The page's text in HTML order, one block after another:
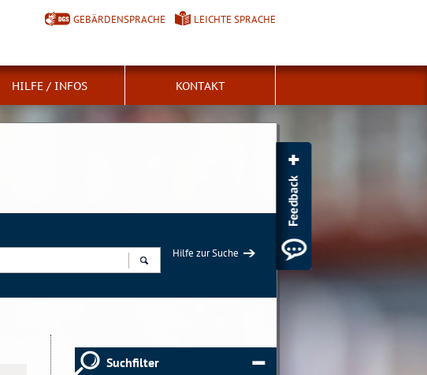
GEBÄRDENSPRACHE LEICHTE SPRACHE
HILFE / INFOS KONTAKT
Hilfe zur Suche
Suchfilter